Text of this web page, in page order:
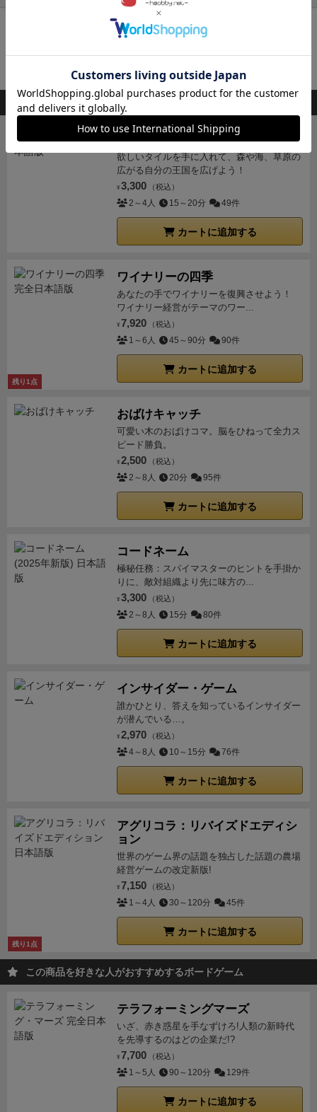
したのだそうです。
そんな優しい港町ポルトの海沿い
に、色とりどりの家を建てて、建築家としての名声を
高めていくゲームです。手番では、建築資材を確保す
るか、建物を建てるかのどちらかだけと、非常にシン
プル。 昔からポルトでは、家を建てる際に建築費を抑
えるため、隣の家と壁を共有して建てていました。
のためすでに建っている家の壁に隣接して家を建築す
ると、名声が追加されます。その他に、公共契約と個
人契約を達成すると名声が高まりますが、町のみんな
の要望である公共契約を達成していく方が、より名声
が高まるようになっています。
ゲームが終了し、華やかに立ち並ん
だ色とりどりの家を見た時、プレイヤーは「なんかい
いもの作ったな」と、
のアートワークと哲学を感じるゲームがポルトです。
ぜひ一度、自分の手でポルトに家を建てていただけれ
ばと思います。ゲームの進行と全く関係ないのです
が、盤面の裏側も見ていて楽しい！細かい所を見てみ
屋根の上でオーケストラが演奏していた
みんなでおっきな料理を担いでたり、おっきなマ
り、見ているだけでワクワクします！
再入荷までお待ち下さい
後、通知送信先を設定すると入荷通知を受け取れます
このボードゲームを持ってる人が購入した商品
キングドミノ
欲しいタイルを手に入れて、森や海、草原の
広がる自分の王国を広げよう！
¥ 3,300 （税込）
2～4人 15～20分 49件
カートに追加する
残り1点
ワイナリーの四季
あなたの手でワイナリーを復興させよう！
ワイナリー経営がテーマのワー...
¥ 7,920 （税込）
1～6人 45～90分 90件
カートに追加する
おばけキャッチ
可愛い木のおばけコマ。脳をひねって全力ス
ピード勝負。
¥ 2,500 （税込）
2～8人 20分 95件
カートに追加する
コードネーム
極秘任務：スパイマスターのヒントを手掛か
りに、敵対組織より先に味方の...
¥ 3,300 （税込）
2～8人 15分 80件
カートに追加する
インサイダー・ゲーム
誰かひとり、答えを知っているインサイダー
が潜んでいる…。
¥ 2,970 （税込）
4～8人 10～15分 76件
カートに追加する
残り1点
アグリコラ：リバイズドエディシ
ョン
世界のゲーム界の話題を独占した話題の農場
経営ゲームの改定新版!
¥ 7,150 （税込）
1～4人 30～120分 45件
カートに追加する
この商品を好きな人がおすすめするボードゲーム
テラフォーミングマーズ
いざ、赤き惑星を手なずけろ!人類の新時代
を先導するのはどの企業だ!?
¥ 7,700 （税込）
1～5人 90～120分 129件
カートに追加する